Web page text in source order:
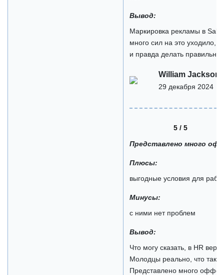
Вывод:
Маркировка рекламы в
много сил на это уходило,
и правда делать
William Jackson
29 декабря 2024
5 / 5
Представлено много
Плюсы:
выгодные условия для
Минусы:
с ними нет проблем
Вывод:
Что могу сказать, в HR
Молодцы реально, что так
Представлено много